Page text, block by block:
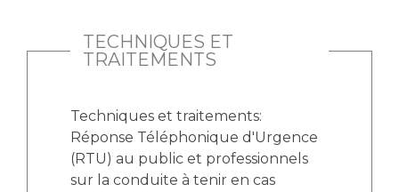
TECHNIQUES ET
TRAITEMENTS
Techniques et traitements:
Réponse Téléphonique d'Urgence
(RTU) au public et professionnels
sur la conduite à tenir en cas